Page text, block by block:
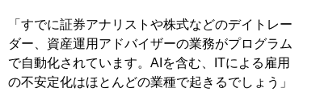
「すでに証券アナリストや株式などのデイトレー
ダー、資産運用アドバイザーの業務がプログラム
で自動化されています。AIを含む、ITによる雇用
の不安定化はほとんどの業種で起きるでしょう」